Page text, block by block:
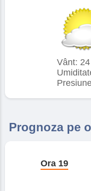
Vânt:
Prognoza pe
Ora 19